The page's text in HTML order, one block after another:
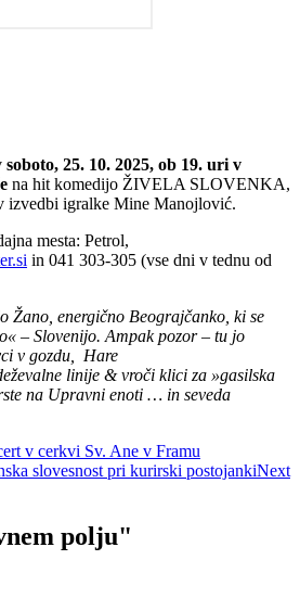
soboto, 25. 10. 2025, ob 19. uri v
na hit komedijo ŽIVELA SLOVENKA,
izvedbi igralke Mine Manojlović.
mesta: Petrol,
in 041 303-305 (vse dni v tednu od
Žano, energično Beograjčanko, ki se
– Slovenijo. Ampak pozor – tu jo
v gozdu, Hare
linije & vroči klici za »gasilska
na Upravni enoti … in seveda
v cerkvi Sv. Ane v Framu
slovesnost pri kurirski postojankiNext
polju"